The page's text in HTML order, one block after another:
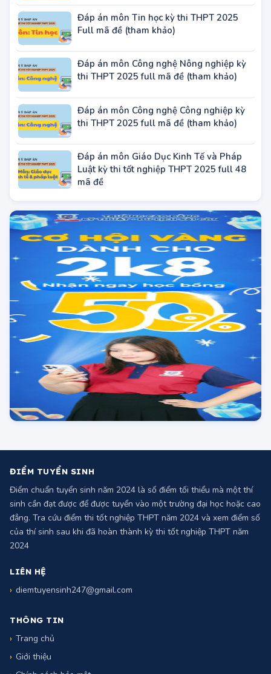
tuyển sinh 2025
Full mã đề (tham khảo)
thi THPT 2025 full mã đề (tham khảo)
thi THPT 2025 full mã đề (tham khảo)
Đáp án môn Giáo Dục Kinh Tế và Pháp
mã đề
ĐIỂM TUYỂN SINH
Điểm chuẩn tuyển sinh năm 2024 là số điểm tối thiểu mà một thí
sinh cần đạt được để được tuyển vào một trường đại học hoặc cao
đẳng. Tra cứu điểm thi tốt nghiệp THPT năm 2024 và xem điểm số
2024
LIÊN HỆ
diemtuyensinh247@gmail.com
THÔNG TIN
Trang chủ